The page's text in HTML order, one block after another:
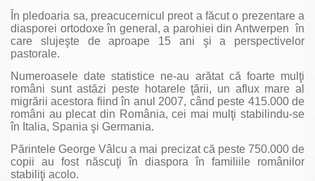
În pledoaria sa, preacucernicul preot a făcut o prezentare a
diasporei ortodoxe în general, a parohiei din Antwerpen în
care slujeşte de aproape 15 ani şi a perspectivelor
pastorale.
Numeroasele date statistice ne-au arătat că foarte mulţi
români sunt astăzi peste hotarele ţării, un aflux mare al
migrării acestora fiind în anul 2007, când peste 415.000 de
români au plecat din România, cei mai mulţi stabilindu-se
în Italia, Spania şi Germania.
Părintele George Vâlcu a mai precizat că peste 750.000 de
copii au fost născuţi în diaspora în familiile românilor
stabiliţi acolo.